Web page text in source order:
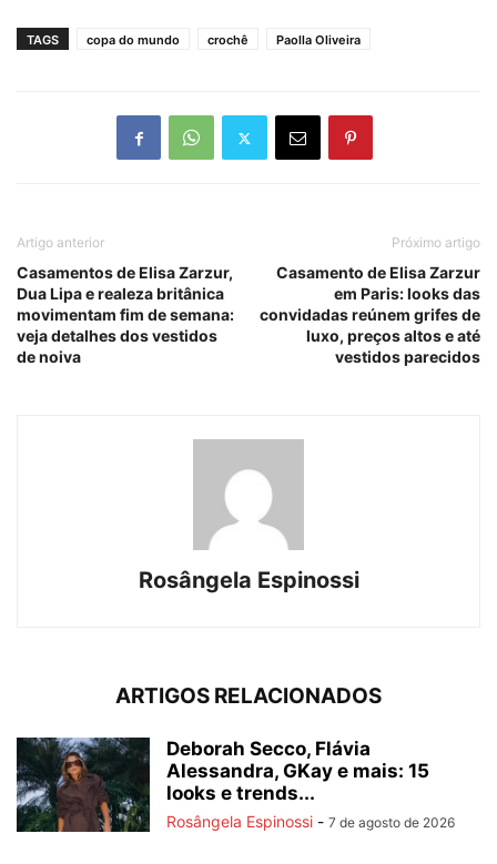
TAGS copa do mundo crochê Paolla Oliveira
Artigo anterior
Casamentos de Elisa Zarzur,
Dua Lipa e realeza britânica
movimentam fim de semana:
veja detalhes dos vestidos
de noiva
Próximo artigo
Casamento de Elisa Zarzur
em Paris: looks das
convidadas reúnem grifes de
luxo, preços altos e até
vestidos parecidos
Rosângela Espinossi
ARTIGOS RELACIONADOS
Deborah Secco, Flávia
Alessandra, GKay e mais: 15
looks e trends...
Rosângela Espinossi - 7 de agosto de 2026